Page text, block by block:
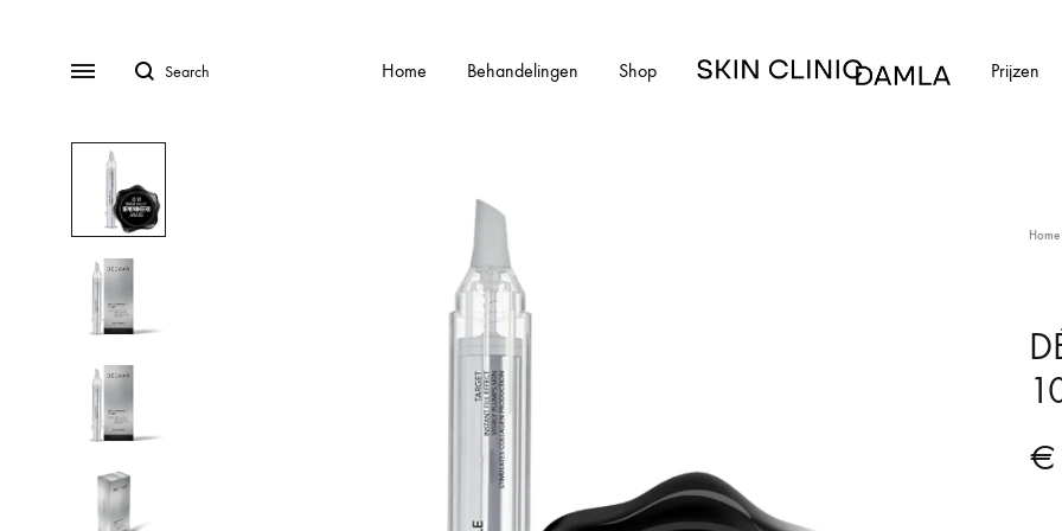
MenuSearch Home Behandelingen
BEHANDELINGEN
Alle behandelingen
Acnebehandeling
Acnelan behandeling
Cellulite
Chemische peelings
HydraFacial
Kalknagels en schimmelnagels
Laser ontharen
Littekens
Pigmentvlekken
Shop Prijzen
Home
€